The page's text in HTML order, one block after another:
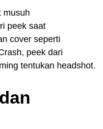
musuh
peek saat
cover seperti
peek dari
tentukan headshot.